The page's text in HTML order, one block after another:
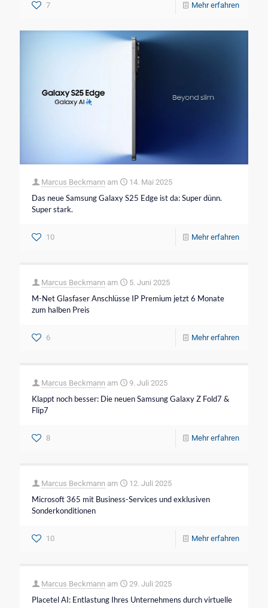
7 Mehr erfahren
Marcus Beckmann am 14. Mai 2025
Das neue Samsung Galaxy S25 Edge ist da: Super dünn.
Super stark.
10 Mehr erfahren
Marcus Beckmann am 5. Juni 2025
M-Net Glasfaser Anschlüsse IP Premium jetzt 6 Monate
zum halben Preis
6 Mehr erfahren
Marcus Beckmann am 9. Juli 2025
Klappt noch besser: Die neuen Samsung Galaxy Z Fold7 &
Flip7
8 Mehr erfahren
Marcus Beckmann am 12. Juli 2025
Microsoft 365 mit Business-Services und exklusiven
Sonderkonditionen
10 Mehr erfahren
Marcus Beckmann am 29. Juli 2025
Placetel AI: Entlastung Ihres Unternehmens durch virtuelle